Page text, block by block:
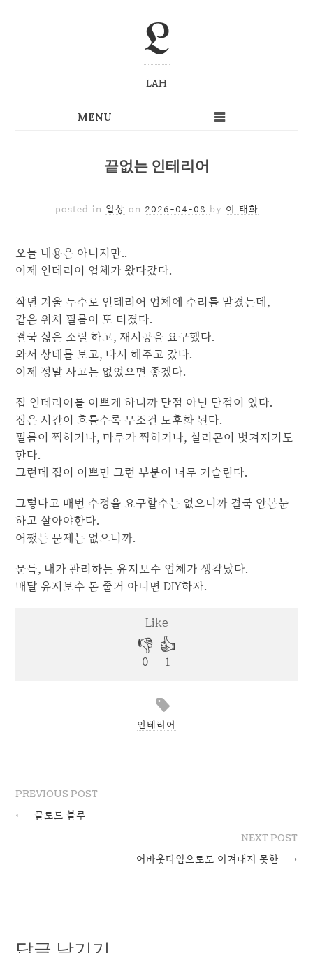
L
LAH
끝없는 인테리어
posted in 일상 on 2026-04-08 by 이 태화
오늘 내용은 아니지만..
어제 인테리어 업체가 왔다갔다.
작년 겨울 누수로 인테리어 업체에 수리를 맡겼는데,
같은 위치 필름이 또 터졌다.
결국 싫은 소릴 하고, 재시공을 요구했다.
와서 상태를 보고, 다시 해주고 갔다.
이제 정말 사고는 없었으면 좋겠다.
집 인테리어를 이쁘게 하니까 단점 아닌 단점이 있다.
집은 시간이 흐를수록 무조건 노후화 된다.
필름이 찍히거나, 마루가 찍히거나, 실리콘이 벗겨지기도
한다.
그런데 집이 이쁘면 그런 부분이 너무 거슬린다.
그렇다고 매번 수정을 요구할수는 없으니까 결국 안본눈
하고 살아야한다.
어쨌든 문제는 없으니까.
문득, 내가 관리하는 유지보수 업체가 생각났다.
매달 유지보수 돈 줄거 아니면 DIY하자.
인테리어
PREVIOUS POST
← 클로드 블루
NEXT POST
어바웃타임으로도 이겨내지 못한 →